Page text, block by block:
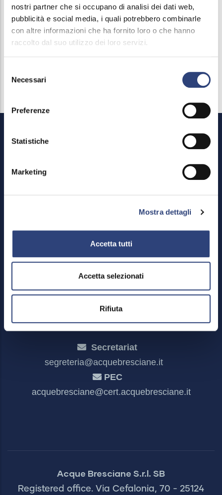
nostri partner che si occupano di analisi dei dati web,
pubblicità e social media, i quali potrebbero combinarle
con altre informazioni che ha fornito loro o che hanno
raccolto dal suo utilizzo dei loro servizi.
delNecessari
Preferenze
Statistiche
Marketing
Mostra dettagli
Accetta tutti
Accetta selezionati
Rifiuta
La chiusura si rende necessaria al fine di un
intervento di nuovo allaccio alla rete acquedotto.
Site Map
Secretariat
segreteria@acquebresciane.it
PEC
acquebresciane@cert.acquebresciane.it
Acque Bresciane S.r.l. SB
Registered office. Via Cefalonia, 70 - 25124